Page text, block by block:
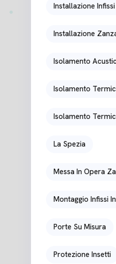
Installazione Infissi
Installazione
Isolamento
Isolamento
Isolamento
La Spezia
Messa In Opera
Montaggio Infissi
Porte Su Misura
Protezione Insetti